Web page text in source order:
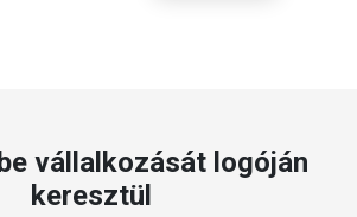
vállalkozását logóján
keresztül